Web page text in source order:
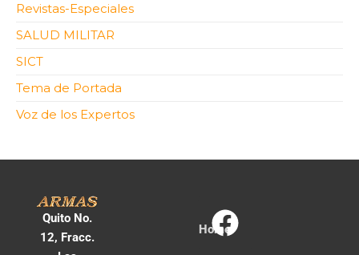
Revistas-Especiales
SALUD MILITAR
SICT
Tema de Portada
Voz de los Expertos
Quito No.
12, Fracc.
Home